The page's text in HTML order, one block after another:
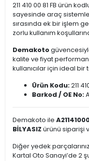
211 410 00 81 FB ürün
sayesinde araç
sırasında ek bir işlem
zorlu kullanım
Demakotogüvencesiyle
kalite ve fiyat
kullanıcılar için ideal bir
Ürün Kodu:211
Barkod / OE No:
Demakoto ile
BİLYASIZ ürünü siparişi
Diğer yedek
Kartal Oto Sanayi’de 2